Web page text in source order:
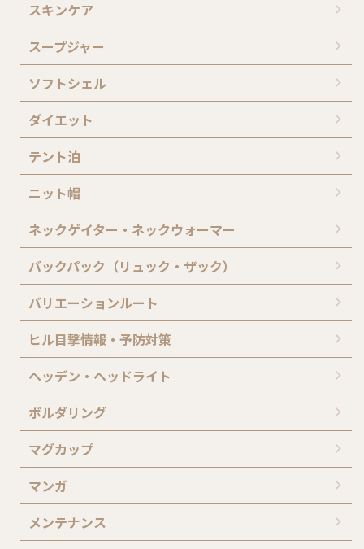
スキンケア
スープジャー
ソフトシェル
ダイエット
テント泊
ニット帽
ネックゲイター・ネックウォーマー
バックパック（リュック・ザック）
バリエーションルート
ヒル目撃情報・予防対策
ヘッデン・ヘッドライト
ボルダリング
マグカップ
マンガ
メンテナンス